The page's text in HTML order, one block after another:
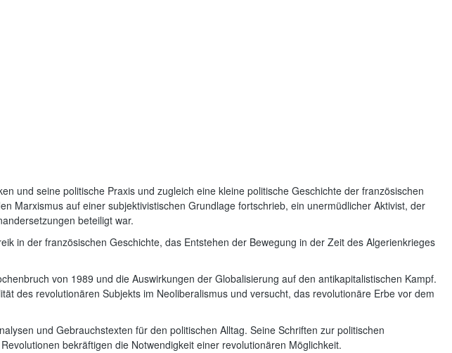
und seine politische Praxis und zugleich eine kleine politische Geschichte der französischen
Marxismus auf einer subjektivistischen Grundlage fortschrieb, ein unermüdlicher Aktivist, der
beteiligt war.
in der französischen Geschichte, das Entstehen der Bewegung in der Zeit des Algerienkrieges
von 1989 und die Auswirkungen der Globalisierung auf den antikapitalistischen Kampf.
des revolutionären Subjekts im Neoliberalismus und versucht, das revolutionäre Erbe vor dem
und Gebrauchstexten für den politischen Alltag. Seine Schriften zur politischen
bekräftigen die Notwendigkeit einer revolutionären Möglichkeit.